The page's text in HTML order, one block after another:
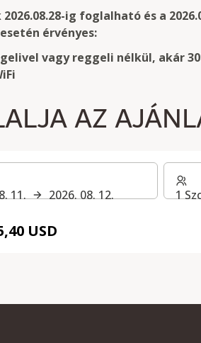
ig foglalható és a
érvényes:
vagy reggeli nélkül, akár
AZ
11. 2026. 08. 12.
USD
1